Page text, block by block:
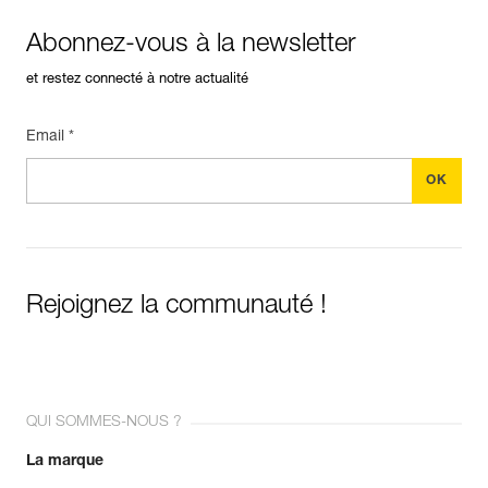
Abonnez-vous à la newsletter
et restez connecté à notre actualité
Email *
Rejoignez la communauté !
QUI SOMMES-NOUS ?
La marque